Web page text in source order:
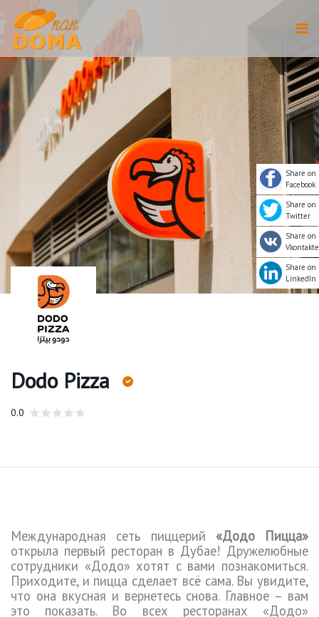
Dodo Pizza
0.0
Международная сеть пиццерий «Додо Пицца»
открыла первый ресторан в Дубае! Дружелюбные
сотрудники «Додо» хотят с вами познакомиться.
Приходите, и пицца сделает всё сама. Вы увидите,
что она вкусная и вернетесь снова. Главное – вам
это показать. Во всех ресторанах «Додо»
Share on
Facebook
Share on
Twitter
Share on
Vkontakte
Share on
LinkedIn